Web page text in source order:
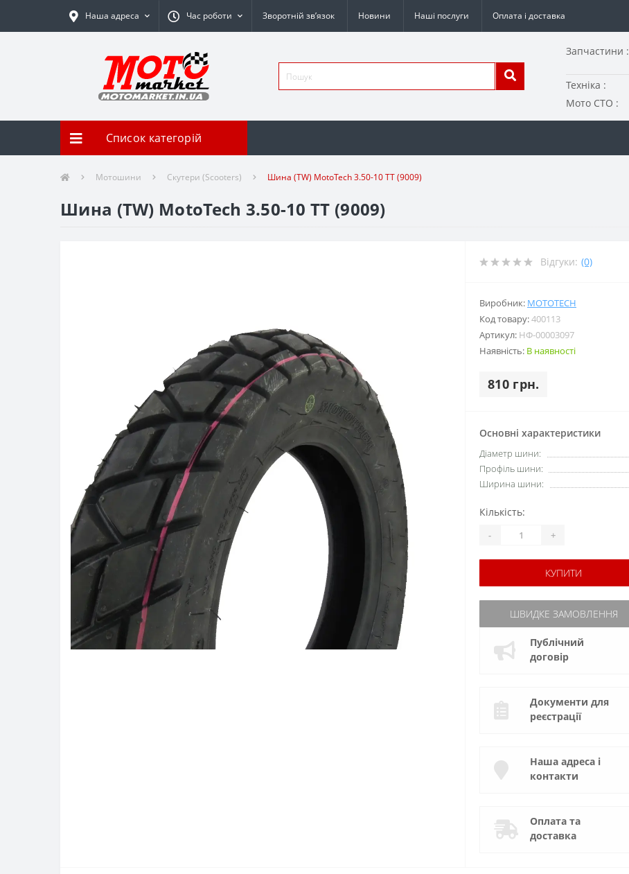
Наша адреса Час роботи Зворотній зв’язок Новини Наші послуги Оплата і доставка
Запчастини :
Техніка :
Мото СТО :
Список категорій
Мотошини Скутери (Scooters) Шина (TW) MotoTech 3.50-10 TT (9009)
Шина (TW) MotoTech 3.50-10 TT (9009)
Відгуки: (0)
Виробник: MOTOTECH
Код товару:400113
Артикул: НФ-00003097
Наявність: В наявності
810 грн.
Основні характеристики
Діаметр шини:
Профіль шини:
Ширина шини:
Кількість:
- +
КУПИТИ
ШВИДКЕ ЗАМОВЛЕННЯ
Публічний
договір
Документи для
реєстрації
Наша адреса і
контакти
Оплата та
доставка